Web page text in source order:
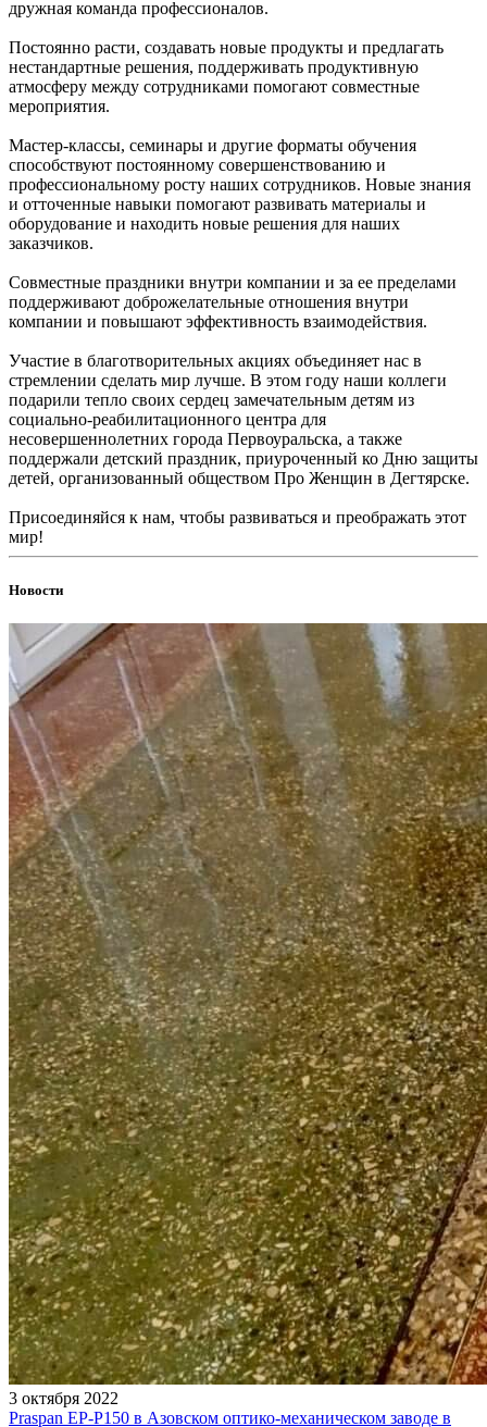
дружная команда профессионалов.
Постоянно расти, создавать новые продукты и предлагать
нестандартные решения, поддерживать продуктивную
атмосферу между сотрудниками помогают совместные
мероприятия.
Мастер-классы, семинары и другие форматы обучения
способствуют постоянному совершенствованию и
профессиональному росту наших сотрудников. Новые знания
и отточенные навыки помогают развивать материалы и
оборудование и находить новые решения для наших
заказчиков.
Совместные праздники внутри компании и за ее пределами
поддерживают доброжелательные отношения внутри
компании и повышают эффективность взаимодействия.
Участие в благотворительных акциях объединяет нас в
стремлении сделать мир лучше. В этом году наши коллеги
подарили тепло своих сердец замечательным детям из
социально-реабилитационного центра для
несовершеннолетних города Первоуральска, а также
поддержали детский праздник, приуроченный ко Дню защиты
детей, организованный обществом Про Женщин в Дегтярске.
Присоединяйся к нам, чтобы развиваться и преображать этот
мир!
Новости
3 октября 2022
Praspan EP-P150 в Азовском оптико-механическом заводе в